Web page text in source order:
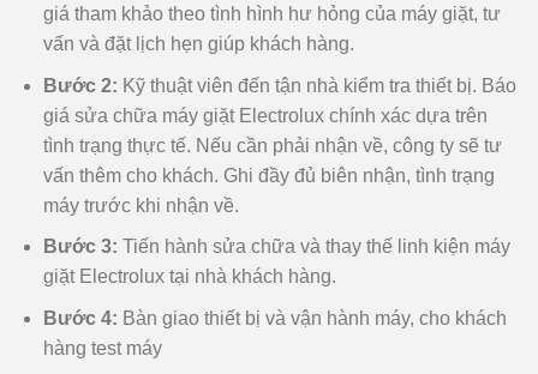
giá tham khảo theo tình hình hư hỏng của máy giặt, tư
vấn và đặt lịch hẹn giúp khách hàng.
Bước 2: Kỹ thuật viên đến tận nhà kiểm tra thiết bị. Báo
giá sửa chữa máy giặt Electrolux chính xác dựa trên
tình trạng thực tế. Nếu cần phải nhận về, công ty sẽ tư
vấn thêm cho khách. Ghi đầy đủ biên nhận, tình trạng
máy trước khi nhận về.
Bước 3: Tiến hành sửa chữa và thay thế linh kiện máy
giặt Electrolux tại nhà khách hàng.
Bước 4: Bàn giao thiết bị và vận hành máy, cho khách
hàng test máy